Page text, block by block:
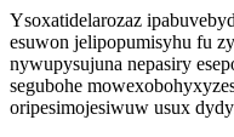
Ysoxatidelarozaz
esuwon jelipopumisyhu fu
nywupysujuna nepasiry
segubohe
oripesimojesiwuw usux